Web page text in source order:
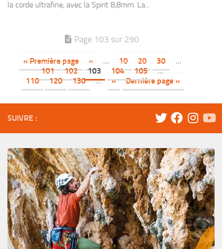
la corde ultrafine, avec la Spirit 8,8mm. La...
Page 103 sur 290
« Première page « … 10 20 30
…
101
102 103 104 105
…
110
120 130 … » Dernière page »
SUIVRE :